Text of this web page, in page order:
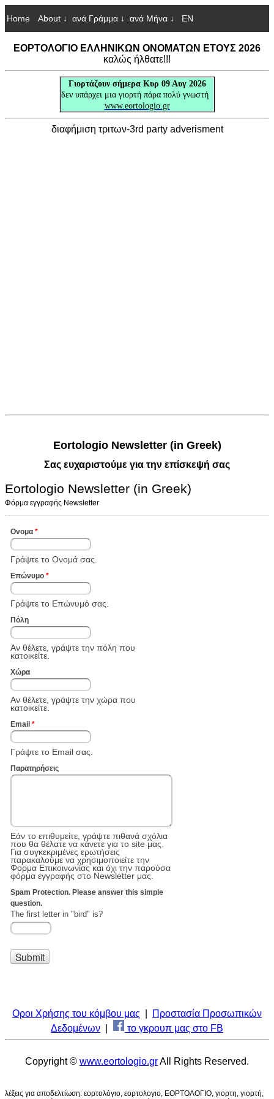
Home About ↓ ανά Γράμμα ↓ ανά Μήνα ↓ EN
ΕΟΡΤΟΛΟΓΙΟ ΕΛΛΗΝΙΚΩΝ ΟΝΟΜΑΤΩΝ ΕΤΟΥΣ 2026
καλώς ήλθατε!!!
Γιορτάζουν σήμερα Κυρ 09 Αυγ 2026
δεν υπάρχει μια γιορτή πάρα πολύ γνωστή
www.eortologio.gr
διαφήμιση τριτων-3rd party adverisment
Eortologio Newsletter (in Greek)
Σας ευχαριστούμε για την επίσκεψή σας
Οροι Χρήσης του κόμβου μας
Προστασία Προσωπικών
Δεδομένων
το γκρουπ μας στο FB
Copyright © www.eortologio.grAll Rights Reserved.
λέξεις για αποδελτίωση: εορτολόγιο, εορτολογιο, ΕΟΡΤΟΛΟΓΙΟ, γιορτη, γιορτή,